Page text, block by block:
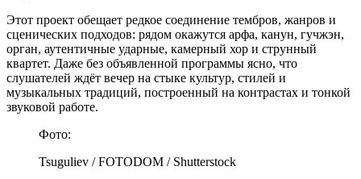
Этот проект обещает редкое соединение тембров, жанров и
сценических подходов: рядом окажутся арфа, канун, гучжэн,
орган, аутентичные ударные, камерный хор и струнный
квартет. Даже без объявленной программы ясно, что
слушателей ждёт вечер на стыке культур, стилей и
музыкальных традиций, построенный на контрастах и тонкой
звуковой работе.
Фото:
Tsuguliev / FOTODOM / Shutterstock